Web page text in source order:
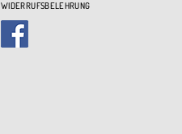
WIDERRUFSBELEHRUNG